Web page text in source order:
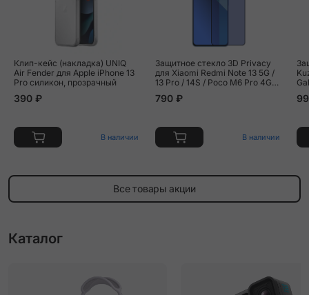
Клип-кейс (накладка) UNIQ
Air Fender для Apple iPhone 13
Pro силикон, прозрачный
390 ₽
В наличии
Защитное стекло 3D Privacy
для Xiaomi Redmi Note 13 5G /
13 Pro / 14S / Poco M6 Pro 4G /
790 ₽
В наличии
Все товары акции
Каталог